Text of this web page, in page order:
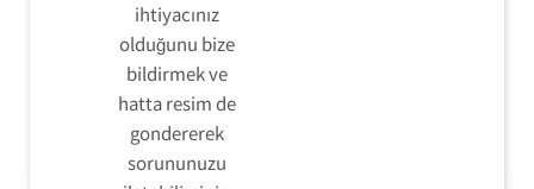
ihtiyacınız
olduğunu bize
bildirmek ve
hatta resim de
gondererek
sorununuzu